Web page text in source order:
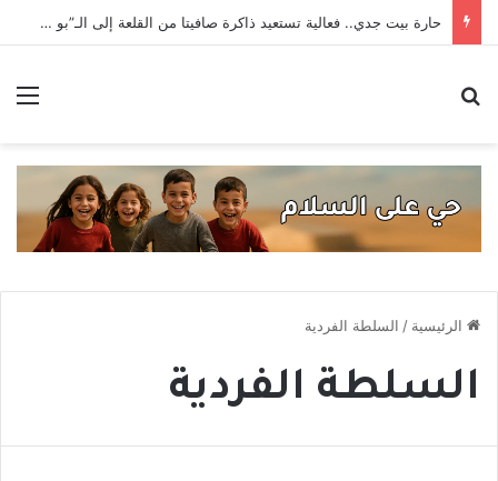
حارة بيت جدي.. فعالية تستعيد ذاكرة صافيتا من القلعة إلى الـ”بو آمون”
الرئيسية / السلطة الفردية
السلطة الفردية